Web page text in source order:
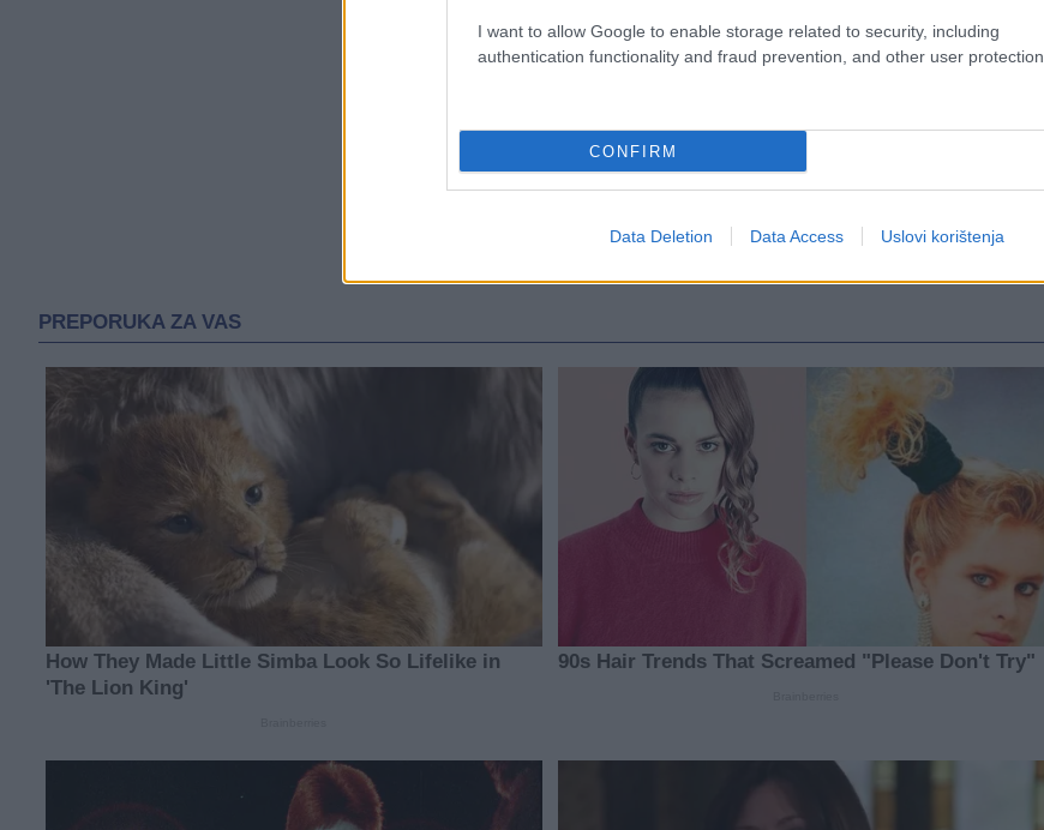
I want to allow Google to enable storage related to security, including
authentication functionality and fraud prevention, and other user protection.
CONFIRM
Data Deletion Data Access Uslovi korištenja